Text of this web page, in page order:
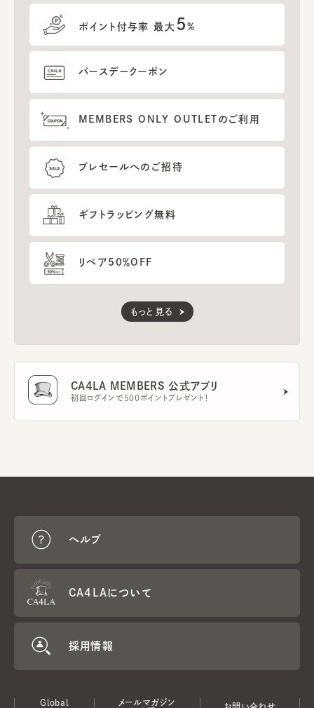
ポイント付与率 最大 5%
バースデークーポン
MEMBERS ONLY OUTLETのご利用
プレセールへのご招待
ギフトラッピング無料
リペア50％OFF
もっと見る
CA4LA MEMBERS 公式アプリ
初回ログインで500ポイントプレゼント！
ヘルプ
CA4LAについて
採用情報
Global
メールマガジン